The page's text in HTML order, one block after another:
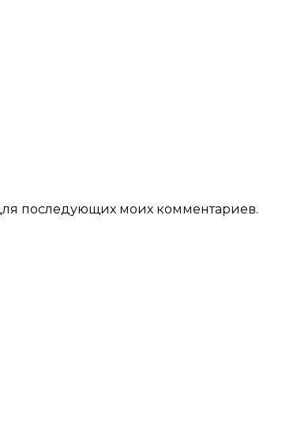
последующих моих комментариев.